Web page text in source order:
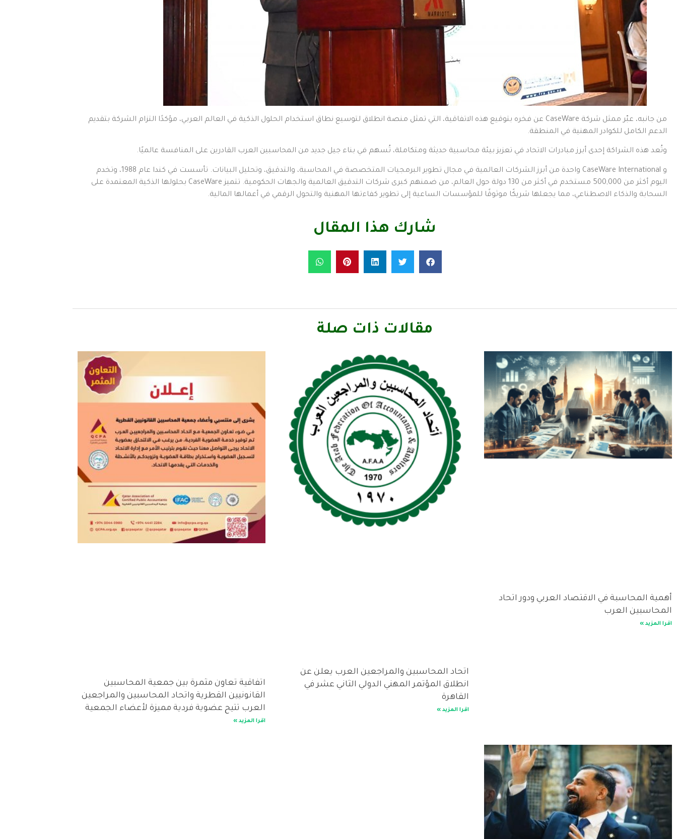
من جانبه، عبّر ممثل شركة CaseWare عن فخره بتوقيع هذه الاتفاقية، التي تمثل منصة انطلاق لتوسيع نطاق استخدام الحلول الذكية في العالم العربي، مؤكدًا التزام الشركة بتقديم
الدعم الكامل للكوادر المهنية في المنطقة.
وتُعد هذه الشراكة إحدى أبرز مبادرات الاتحاد في تعزيز بيئة محاسبية حديثة ومتكاملة، تُسهم في بناء جيل جديد من المحاسبين العرب القادرين على المنافسة عالميًا.
و CaseWare International واحدة من أبرز الشركات العالمية في مجال تطوير البرمجيات المتخصصة في المحاسبة، والتدقيق، وتحليل البيانات. تأسست في كندا عام 1988، وتخدم
اليوم أكثر من 500,000 مستخدم في أكثر من 130 دولة حول العالم، من ضمنهم كبرى شركات التدقيق العالمية والجهات الحكومية. تتميز CaseWare بحلولها الذكية المعتمدة على
السحابة والذكاء الاصطناعي، مما يجعلها شريكًا موثوقًا للمؤسسات الساعية إلى تطوير كفاءتها المهنية والتحول الرقمي في أعمالها المالية.
شارك هذا المقال
مقالات ذات صلة
أهمية المحاسبة في الاقتصاد العربي ودور اتحاد
المحاسبين العرب
اقرا المزيد »
اتحاد المحاسبين والمراجعين العرب يعلن عن
انطلاق المؤتمر المهني الدولي الثاني عشر في
القاهرة
اقرا المزيد »
اتفاقية تعاون مثمرة بين جمعية المحاسبين
القانونيين القطرية واتحاد المحاسبين والمراجعين
العرب تتيح عضوية فردية مميزة لأعضاء الجمعية
اقرا المزيد »